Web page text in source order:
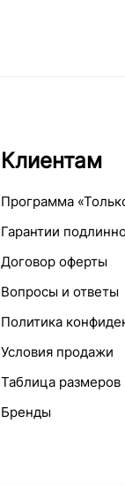
Клиентам
Программа
Гарантии
Договор оферты
Вопросы и ответы
Политика
Условия продажи
Таблица размеров
Бренды